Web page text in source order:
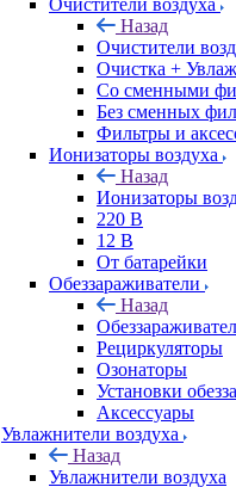
Очистители воздуха
Назад
Очистители
Очистка +
Cо сменными
Без сменных
Фильтры и
Ионизаторы воздуха
Назад
Ионизаторы
220 В
12 В
От батарейки
Обеззараживатели
Назад
Рециркуляторы
Озонаторы
Установки
Аксессуары
Увлажнители воздуха
Назад
Увлажнители воздуха